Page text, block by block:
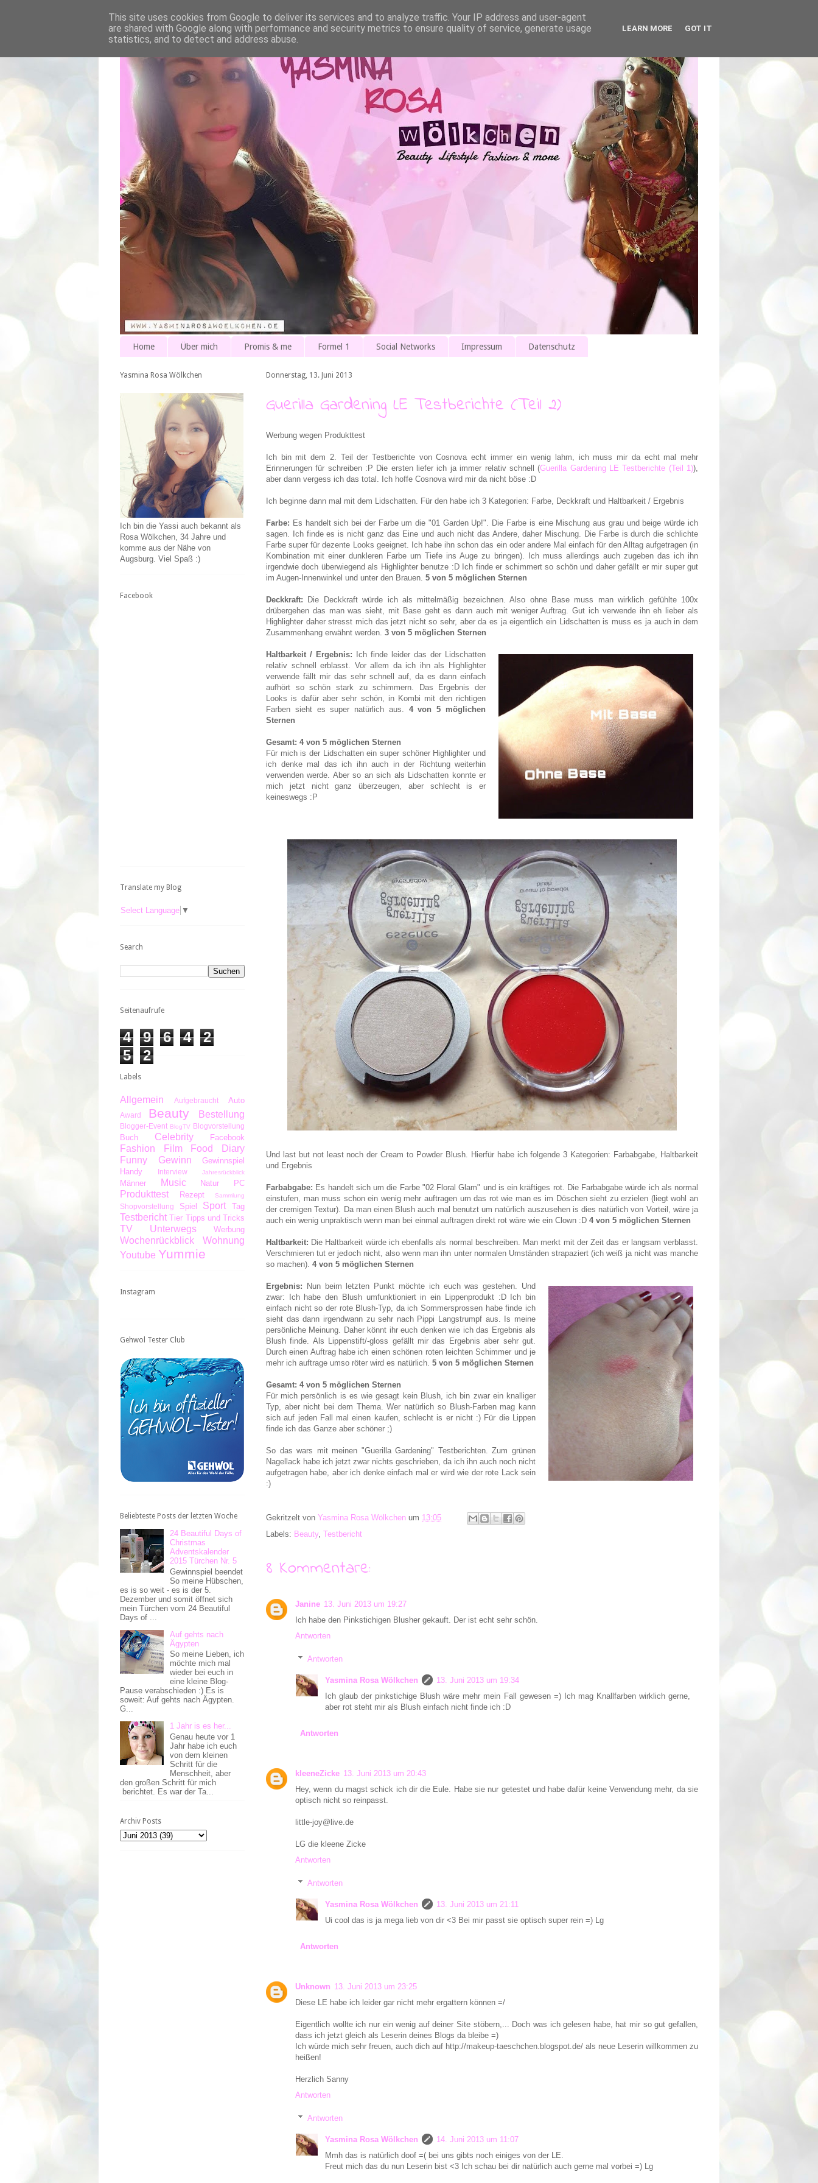
Home Über mich Promis & me Formel 1 Social Networks Impressum Datenschutz
Donnerstag, 13. Juni 2013
Guerilla Gardening LE Testberichte (Teil 2)
Werbung wegen Produkttest
ch bin mit dem 2. Teil der Testberichte von Cosnova echt immer ein wenig lahm, ich muss mir da echt mal mehr
Erinnerungen für schreiben :P Die ersten liefer ich ja immer relativ schnell (Guerilla Gardening LE Testberichte (Teil 1)),
aber dann vergess ich das total. Ich hoffe Cosnova wird mir da nicht böse :D
Ich beginne dann mal mit dem Lidschatten. Für den habe ich 3 Kategorien: Farbe, Deckkraft und Haltbarkeit / Ergebnis
Farbe: Es handelt sich bei der Farbe um die "01 Garden Up!". Die Farbe is eine Mischung aus grau und beige würde ich
sagen. Ich finde es is nicht ganz das Eine und auch nicht das Andere, daher Mischung. Die Farbe is durch die schlichte
Farbe super für dezente Looks geeignet. Ich habe ihn schon das ein oder andere Mal einfach für den Alltag aufgetragen (in
Kombination mit einer dunkleren Farbe um Tiefe ins Auge zu bringen). Ich muss allerdings auch zugeben das ich ihn
irgendwie doch überwiegend als Highlighter benutze :D Ich finde er schimmert so schön und daher gefällt er mir super gut
im Augen-Innenwinkel und unter den Brauen. 5 von 5 möglichen Sternen
Deckkraft: Die Deckkraft würde ich als mittelmäßig bezeichnen. Also ohne Base muss man wirklich gefühlte 100x
drübergehen das man was sieht, mit Base geht es dann auch mit weniger Auftrag. Gut ich verwende ihn eh lieber als
Highlighter daher stresst mich das jetzt nicht so sehr, aber da es ja eigentlich ein Lidschatten is muss es ja auch in dem
Zusammenhang erwähnt werden. 3 von 5 möglichen Sternen
Haltbarkeit / Ergebnis: Ich finde leider das der Lidschatten
relativ schnell erblasst. Vor allem da ich ihn als Highlighter
verwende fällt mir das sehr schnell auf, da es dann einfach
aufhört so schön stark zu schimmern. Das Ergebnis der
Looks is dafür aber sehr schön, in Kombi mit den richtigen
Farben sieht es super natürlich aus. 4 von 5 möglichen
Sternen
Gesamt: 4 von 5 möglichen Sternen
Für mich is der Lidschatten ein super schöner Highlighter und
ich denke mal das ich ihn auch in der Richtung weiterhin
verwenden werde. Aber so an sich als Lidschatten konnte er
mich jetzt nicht ganz überzeugen, aber schlecht is er
keineswegs :P
Und last but not least noch der Cream to Powder Blush. Hierfür habe ich folgende 3 Kategorien: Farbabgabe, Haltbarkeit
und Ergebnis
Farbabgabe: Es handelt sich um die Farbe "02 Floral Glam" und is ein kräftiges rot. Die Farbabgabe würde ich als normal
einstufen, man muss schon ein wenig mehr auftragen um das rot wie man es im Döschen sieht zu erzielen (liegt wohl an
der cremigen Textur). Da man einen Blush auch mal benutzt um natürlich auszusehen is dies natürlich von Vorteil, wäre ja
auch ein wenig unpraktisch wenn man bei einmal auftragen direkt rot wäre wie ein Clown :D 4 von 5 möglichen Sternen
Haltbarkeit: Die Haltbarkeit würde ich ebenfalls als normal beschreiben. Man merkt mit der Zeit das er langsam verblasst.
Verschmieren tut er jedoch nicht, also wenn man ihn unter normalen Umständen strapaziert (ich weiß ja nicht was manche
so machen). 4 von 5 möglichen Sternen
Ergebnis: Nun beim letzten Punkt möchte ich euch was gestehen. Und
zwar: Ich habe den Blush umfunktioniert in ein Lippenprodukt :D Ich bin
einfach nicht so der rote Blush-Typ, da ich Sommersprossen habe finde ich
sieht das dann irgendwann zu sehr nach Pippi Langstrumpf aus. Is meine
persönliche Meinung. Daher könnt ihr euch denken wie ich das Ergebnis als
Blush finde. Als Lippenstift/-gloss gefällt mir das Ergebnis aber sehr gut.
Durch einen Auftrag habe ich einen schönen roten leichten Schimmer und je
mehr ich auftrage umso röter wird es natürlich. 5 von 5 möglichen Sternen
Gesamt: 4 von 5 möglichen Sternen
Für mich persönlich is es wie gesagt kein Blush, ich bin zwar ein knalliger
Typ, aber nicht bei dem Thema. Wer natürlich so Blush-Farben mag kann
sich auf jeden Fall mal einen kaufen, schlecht is er nicht :) Für die Lippen
finde ich das Ganze aber schöner ;)
So das wars mit meinen "Guerilla Gardening" Testberichten. Zum grünen
Nagellack habe ich jetzt zwar nichts geschrieben, da ich ihn auch noch nicht
aufgetragen habe, aber ich denke einfach mal er wird wie der rote Lack sein
:)
Gekritzelt von Yasmina Rosa Wölkchen um 13:05
Labels: Beauty, Testbericht
8 Kommentare:
Janine 13. Juni 2013 um 19:27
Ich habe den Pinkstichigen Blusher gekauft. Der ist echt sehr schön.
Antworten
Antworten
Yasmina Rosa Wölkchen
13. Juni 2013 um 19:34
Ich glaub der pinkstichige Blush wäre mehr mein Fall gewesen =) Ich mag Knallfarben wirklich gerne,
aber rot steht mir als Blush einfach nicht finde ich :D
Antworten
kleeneZicke 13. Juni 2013 um 20:43
Hey, wenn du magst schick ich dir die Eule. Habe sie nur getestet und habe dafür keine Verwendung mehr, da sie
optisch nicht so reinpasst.
little-joy@live.de
LG die kleene Zicke
Antworten
Antworten
Yasmina Rosa Wölkchen
13. Juni 2013 um 21:11
Ui cool das is ja mega lieb von dir <3 Bei mir passt sie optisch super rein =) Lg
Antworten
Unknown 13. Juni 2013 um 23:25
Diese LE habe ich leider gar nicht mehr ergattern können =/
Eigentlich wollte ich nur ein wenig auf deiner Site stöbern,... Doch was ich gelesen habe, hat mir so gut gefallen,
dass ich jetzt gleich als Leserin deines Blogs da bleibe =)
Ich würde mich sehr freuen, auch dich auf http://makeup-taeschchen.blogspot.de/ als neue Leserin willkommen zu
heißen!
Herzlich Sanny
Antworten
Antworten
Yasmina Rosa Wölkchen
14. Juni 2013 um 11:07
Mmh das is natürlich doof =( bei uns gibts noch einiges von der LE.
Freut mich das du nun Leserin bist <3 Ich schau bei dir natürlich auch gerne mal vorbei =) Lg
Yasmina Rosa Wölkchen
Ich bin die Yassi auch bekannt als
Rosa Wölkchen, 34 Jahre und
komme aus der Nähe von
Augsburg. Viel Spaß :)
Facebook
Translate my Blog
Select Language ▼
Search
Seitenaufrufe
4 9 6 4
2
5
2
Labels
Allgemein Aufgebraucht Auto
Award Beauty Bestellung
Blogger-Event BlogTV Blogvorstellung
Buch Celebrity Facebook
Fashion Film
Food Diary
Funny
Gewinn
Gewinnspiel
Handy
Interview Jahresrückblick
Männer Music Natur PC
Produkttest Rezept Sammlung
Shopvorstellung Spiel Sport Tag
Testbericht Tier Tipps und Tricks
TV Unterwegs Werbung
Wochenrückblick
Wohnung
Youtube Yummie
Instagram
Gehwol Tester Club
Beliebteste Posts der letzten Woche
24 Beautiful Days of
Christmas
Adventskalender
2015 Türchen Nr. 5
Gewinnspiel beendet
So meine Hübschen,
es is so weit - es is der 5.
Dezember und somit öffnet sich
mein Türchen vom 24 Beautiful
Days of ...
Auf gehts nach
Ägypten
So meine Lieben, ich
möchte mich mal
wieder bei euch in
eine kleine Blog-
Pause verabschieden :) Es is
soweit: Auf gehts nach Ägypten.
G...
1 Jahr is es her...
Genau heute vor 1
Jahr habe ich euch
von dem kleinen
Schritt für die
Menschheit, aber
den großen Schritt für mich
berichtet. Es war der Ta...
Archiv Posts
This site uses cookies from Google to deliver its services and to analyze traffic. Your IP address and user-agent
are shared with Google along with performance and security metrics to ensure quality of service, generate usage
statistics, and to detect and address abuse.
LEARN MORE GOT IT